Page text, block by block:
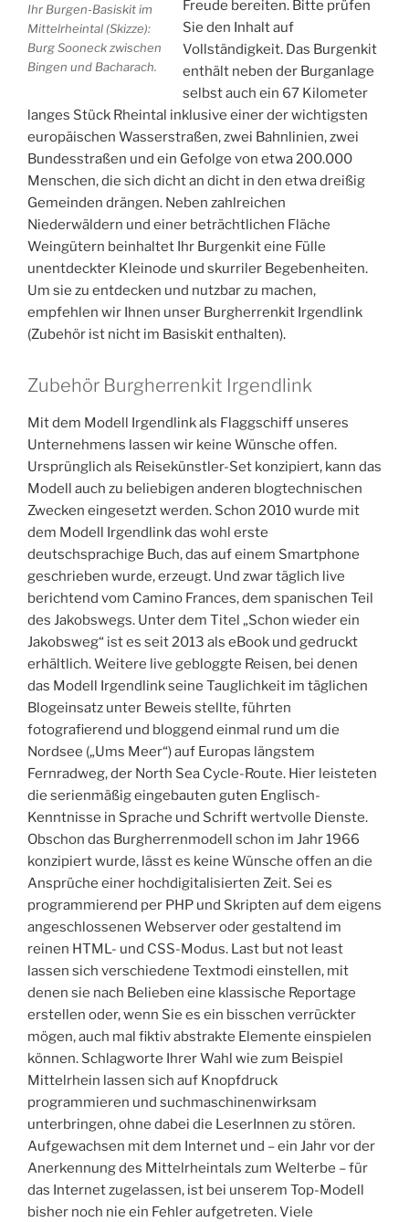
Ihr Burgen-Basiskit im
Mittelrheintal (Skizze):
Burg Sooneck zwischen
Bingen und Bacharach.
Freude bereiten. Bitte prüfen
Sie den Inhalt auf
Vollständigkeit. Das Burgenkit
enthält neben der Burganlage
selbst auch ein 67 Kilometer
langes Stück Rheintal inklusive einer der wichtigsten
europäischen Wasserstraßen, zwei Bahnlinien, zwei
Bundesstraßen und ein Gefolge von etwa 200.000
Menschen, die sich dicht an dicht in den etwa dreißig
Gemeinden drängen. Neben zahlreichen
Niederwäldern und einer beträchtlichen Fläche
Weingütern beinhaltet Ihr Burgenkit eine Fülle
unentdeckter Kleinode und skurriler Begebenheiten.
Um sie zu entdecken und nutzbar zu machen,
empfehlen wir Ihnen unser Burgherrenkit Irgendlink
(Zubehör ist nicht im Basiskit enthalten).
Zubehör Burgherrenkit Irgendlink
Mit dem Modell Irgendlink als Flaggschiff unseres
Unternehmens lassen wir keine Wünsche offen.
Ursprünglich als Reisekünstler-Set konzipiert, kann das
Modell auch zu beliebigen anderen blogtechnischen
Zwecken eingesetzt werden. Schon 2010 wurde mit
dem Modell Irgendlink das wohl erste
deutschsprachige Buch, das auf einem Smartphone
geschrieben wurde, erzeugt. Und zwar täglich live
berichtend vom Camino Frances, dem spanischen Teil
des Jakobswegs. Unter dem Titel „Schon wieder ein
Jakobsweg“ ist es seit 2013 als eBook und gedruckt
erhältlich. Weitere live gebloggte Reisen, bei denen
das Modell Irgendlink seine Tauglichkeit im täglichen
Blogeinsatz unter Beweis stellte, führten
fotografierend und bloggend einmal rund um die
Nordsee („Ums Meer“) auf Europas längstem
Fernradweg, der North Sea Cycle-Route. Hier leisteten
die serienmäßig eingebauten guten Englisch-
Kenntnisse in Sprache und Schrift wertvolle Dienste.
Obschon das Burgherrenmodell schon im Jahr 1966
konzipiert wurde, lässt es keine Wünsche offen an die
Ansprüche einer hochdigitalisierten Zeit. Sei es
programmierend per PHP und Skripten auf dem eigens
angeschlossenen Webserver oder gestaltend im
reinen HTML- und CSS-Modus. Last but not least
lassen sich verschiedene Textmodi einstellen, mit
denen sie nach Belieben eine klassische Reportage
erstellen oder, wenn Sie es ein bisschen verrückter
mögen, auch mal fiktiv abstrakte Elemente einspielen
können. Schlagworte Ihrer Wahl wie zum Beispiel
Mittelrhein lassen sich auf Knopfdruck
programmieren und suchmaschinenwirksam
unterbringen, ohne dabei die LeserInnen zu stören.
Aufgewachsen mit dem Internet und – ein Jahr vor der
Anerkennung des Mittelrheintals zum Welterbe – für
das Internet zugelassen, ist bei unserem Top-Modell
bisher noch nie ein Fehler aufgetreten. Viele